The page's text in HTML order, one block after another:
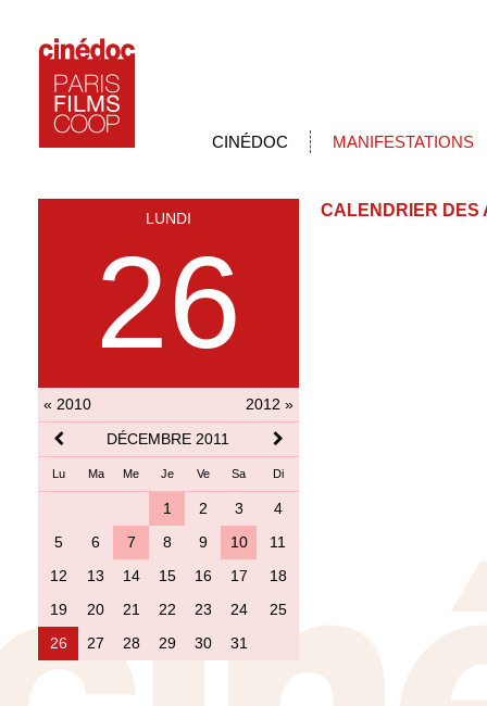
CINÉDOC MANIFESTATIONS
LUNDI
26
« 2010
2012 »
DÉCEMBRE 2011
Lu Ma Me Je Ve Sa Di
1 2 3
4
5
6 7 8 9 10
11
12
13 14 15 16 17
18
19
20 21 22 23 24
25
26
27 28 29 30 31
CALENDRIER DES